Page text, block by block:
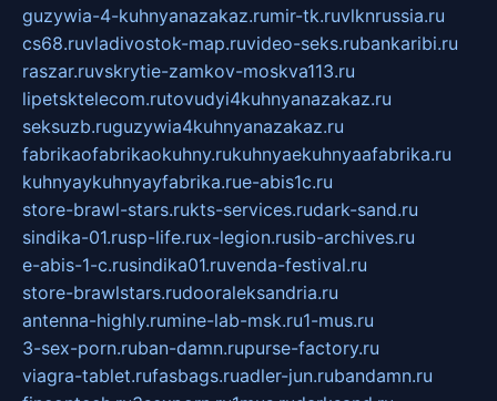
guzywia-4-kuhnyanazakaz.rumir-tk.ruvlknrussia.ru
cs68.ruvladivostok-map.ruvideo-seks.rubankaribi.ru
raszar.ruvskrytie-zamkov-moskva113.ru
lipetsktelecom.rutovudyi4kuhnyanazakaz.ru
seksuzb.ruguzywia4kuhnyanazakaz.ru
fabrikaofabrikaokuhny.rukuhnyaekuhnyaafabrika.ru
kuhnyaykuhnyayfabrika.rue-abis1c.ru
store-brawl-stars.rukts-services.rudark-sand.ru
sindika-01.rusp-life.rux-legion.rusib-archives.ru
e-abis-1-c.rusindika01.ruvenda-festival.ru
store-brawlstars.rudooraleksandria.ru
antenna-highly.rumine-lab-msk.ru1-mus.ru
3-sex-porn.ruban-damn.rupurse-factory.ru
viagra-tablet.rufasbags.ruadler-jun.rubandamn.ru